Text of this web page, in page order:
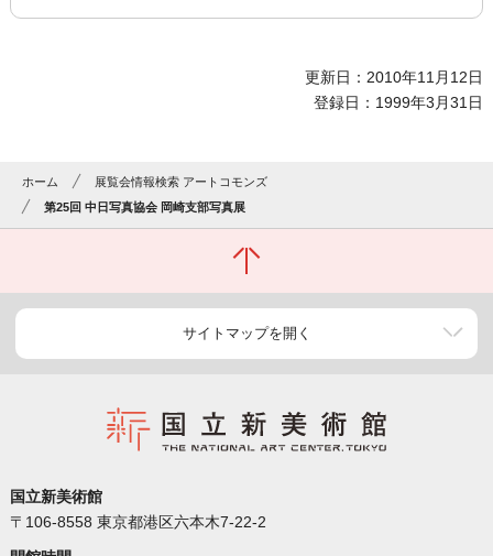
更新日：2010年11月12日
登録日：1999年3月31日
ホーム
展覧会情報検索 アートコモンズ
第25回 中日写真協会 岡崎支部写真展
サイトマップを開く
国立新美術館
〒106-8558 東京都港区六本木7-22-2